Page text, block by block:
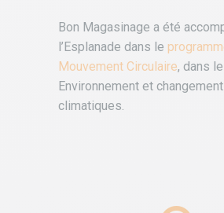
Bon Magasinage a été
l’Esplanade dans le
Mouvement Circulaire, dans
Environnement et
climatiques.